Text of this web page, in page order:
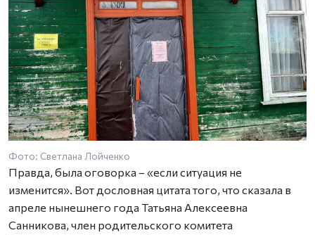
Фото: Светлана Лойченко
Правда, была оговорка – «если ситуация не
изменится». Вот дословная цитата того, что сказала в
апреле нынешнего года Татьяна Алексеевна
Санникова, член родительского комитета